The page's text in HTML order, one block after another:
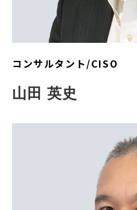
コンサルタント/CISO
山田 英史